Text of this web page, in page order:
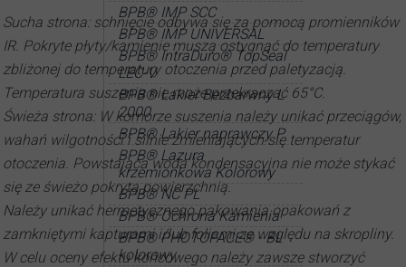
Sucha strona: schnięcie odbywa się za pomocą promienników
IR. Pokryte płyty/kamienie muszą ostygnąć do temperatury
zbliżonej do temperatury otoczenia przed paletyzacją.
Temperatura suszenia nie może przekraczać 65°C.
Świeża strona: W komorze suszenia należy unikać przeciągów,
wahań wilgotności i silnie zmieniających się temperatur
otoczenia. Powstająca woda kondensacyjna nie może stykać
się ze świeżo pokrytą powierzchnią.
Należy unikać hermetycznego pakowania opakowań z
zamkniętymi kapturami i/lub foliami ze względu na skropliny.
W celu oceny efektu końcowego należy zawsze stworzyć
BPB® IMP SCC
BPB® IMP UNIVERSAL
BPB® IntraDuro® TopSeal
LEC-V
BPB® Lakier Bezbarwny L
2000
BPB® Lakier naprawczy P
BPB® Lazura
krzemionkowa Kolorowy
BPB® NC PL
BPB® Ochrona Kamienia
BPB® PHOTOFACE® - BL
kolorowy